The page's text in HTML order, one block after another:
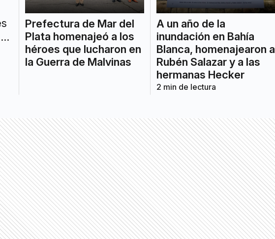
Prefectura de Mar del
Plata homenajeó a los
héroes que lucharon en
la Guerra de Malvinas
A un año de la
inundación en Bahía
Blanca, homenajearon a
Rubén Salazar y a las
hermanas Hecker
2 min de lectura